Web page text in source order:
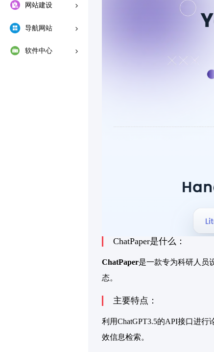
网站建设
导航网站
软件中心
ChatPaper是什么：
ChatPaper是一款专为科研人员
态。
主要特点：
利用ChatGPT3.5的API接口进
效信息检索。